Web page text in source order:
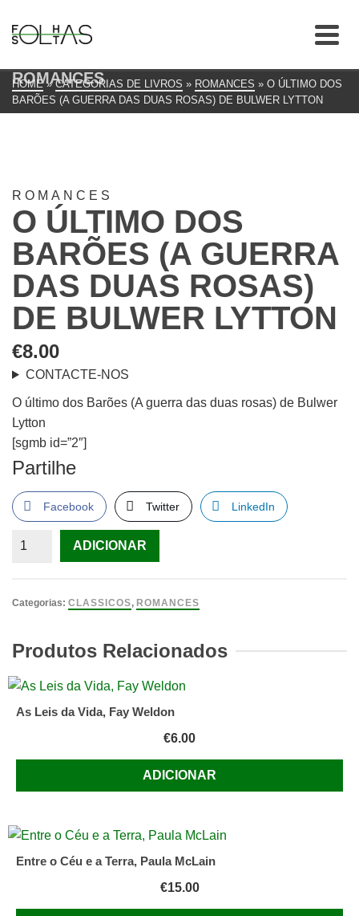
ROMANCES
HOME » CATEGORIAS DE LIVROS » ROMANCES » O ÚLTIMO DOS
BARÕES (A GUERRA DAS DUAS ROSAS) DE BULWER LYTTON
ROMANCES
O ÚLTIMO DOS
BARÕES (A GUERRA
DAS DUAS ROSAS)
DE BULWER LYTTON
€8.00
CONTACTE-NOS
O último dos Barões (A guerra das duas rosas) de Bulwer
Lytton
[sgmb id=”2″]
Partilhe
Facebook Twitter LinkedIn
Quantidade
último
(A
guerra
duas
de
ADICIONAR
Categorias: CLASSICOS, ROMANCES
Produtos Relacionados
As Leis da Vida, Fay Weldon
€6.00
ADICIONAR
Entre o Céu e a Terra, Paula McLain
€15.00